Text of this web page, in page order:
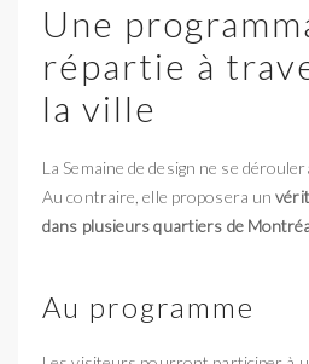
Une
répartie à
la ville
La Semaine de design ne se
Au contraire, elle proposera un
dans plusieurs quartiers de
Au programme